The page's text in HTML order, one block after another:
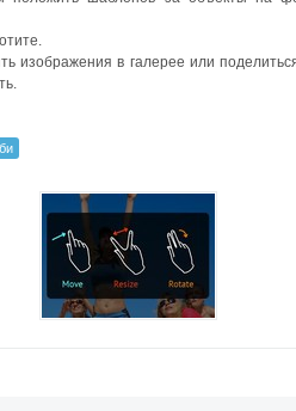
изображения в галерее или